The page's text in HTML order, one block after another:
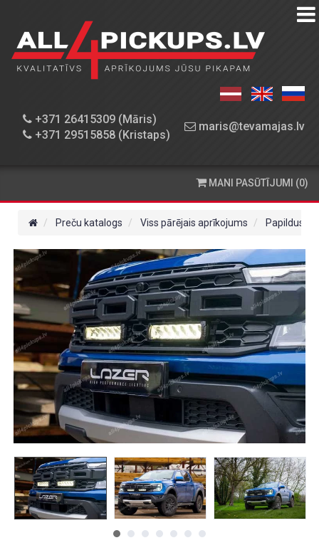
+371 26415309 (Māris)
+371 29515858 (Kristaps)
maris@tevamajas.lv
PREČU
KATALOGS
PIEGĀDE
KONTAKTINFORMĀCIJA
MANI PASŪTĪJUMI (0)
Preču katalogs Viss pārējais aprīkojums Papildus